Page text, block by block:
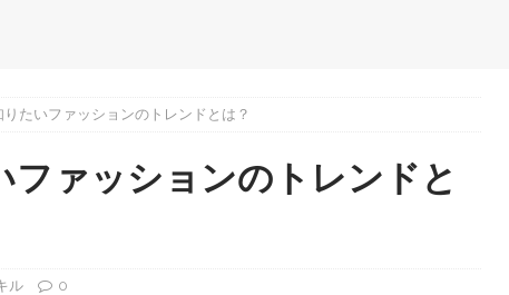
りたいファッションのトレンドとは？
ファッションのトレンドと
ル 0